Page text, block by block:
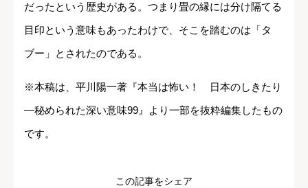
だったという歴史がある。つまり畳の縁には分け隔てる
目印という意味もあったわけで、そこを踏むのは「タ
ブー」とされたのである。
※本稿は、平川陽一著『本当は怖い！ 日本のしきたり
―秘められた深い意味99』より一部を抜粋編集したもの
です。
この記事をシェア